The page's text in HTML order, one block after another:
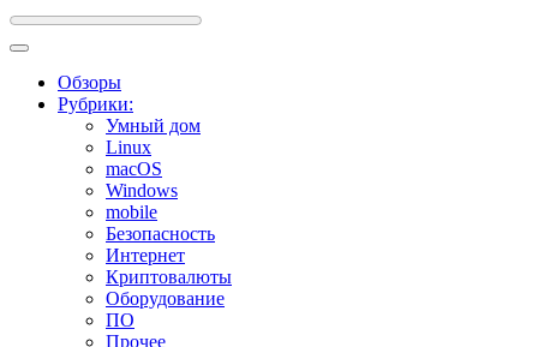
Обзоры
Рубрики:
Умный дом
Linux
macOS
Windows
mobile
Безопасность
Интернет
Криптовалюты
Оборудование
ПО
Прочее